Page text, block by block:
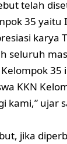
telah
35 yaitu
karya
seluruh
35
KKN
kami,” ujar
jika